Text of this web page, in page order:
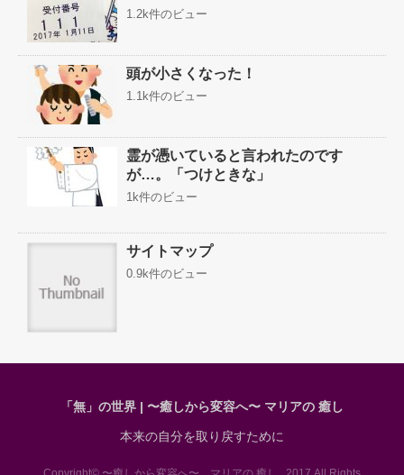
1.2k件のビュー
頭が小さくなった！
1.1k件のビュー
霊が憑いていると言われたのです
が…。「つけときな」
1k件のビュー
サイトマップ
0.9k件のビュー
「無」の世界 | 〜癒しから変容へ〜 マリアの 癒し
本来の自分を取り戻すために